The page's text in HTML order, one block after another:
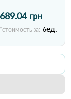
689.04 грн
*стоимость за: 6ед.